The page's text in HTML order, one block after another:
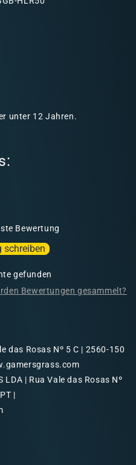
unter 12 Jahren.
Bewertung
schreiben
gefunden
Bewertungen gesammelt?
das Rosas Nº 5 C | 2560-150
LDA | Rua Vale das Rosas Nº
|